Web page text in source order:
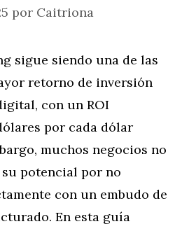
por Caitriona
sigue siendo una de las
retorno de inversión
con un ROI
por cada dólar
muchos negocios no
potencial por no
con un embudo de
En esta guía